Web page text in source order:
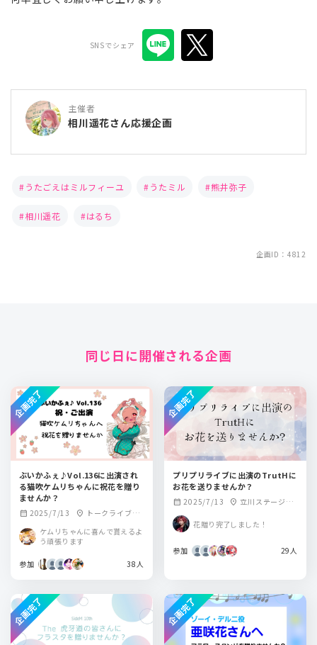
SNSでシェア
主催者
相川遥花さん応援企画
うたごえはミルフィーユ うたミル 熊井弥子
相川遥花 はるち
企画ID：4812
同じ日に開催される企画
ぶいかふぇ♪Vol.136に出演され
る猫吹ケムリちゃんに祝花を贈り
ませんか？
calendar_month 2025/7/13 location_on トークライブ＆
バー from Scratc
h
ケムリちゃんに喜んで貰えるよ
う頑張ります
参加 38人
企画完了
プリプリライブに出演のTrutHに
お花を送りませんか？
calendar_month 2025/7/13 location_on 立川ステージガ
花贈り完了しました！
参加 29人
企画完了
企画完了 企画完了